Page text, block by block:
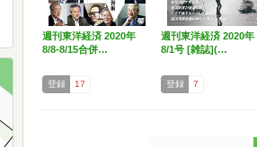
週刊東洋経済 2020年
8/8-8/15合併…
登録 17
週刊東洋経済 2020年
8/1号 [雑誌](…
登録 7